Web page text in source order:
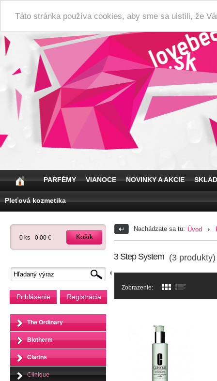
Táto stránka používa cookies, aby sme sa uistili, že
PARFÉMY VIANOCE NOVINKY A AKCIE
Pleťová kozmetika
0 ks 0.00 € Košík
Prihlásenie Registrácia
The Ordinary
Biotherm
Clarins
Clinique
Nachádzate sa tu: Úvod
3 Step System (3 produkty)
Zobrazenie: